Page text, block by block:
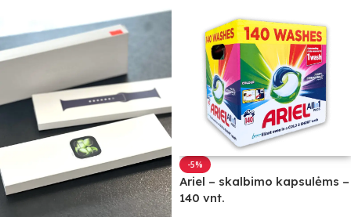
-5%
Ariel – skalbimo kapsulėms –
140 vnt.